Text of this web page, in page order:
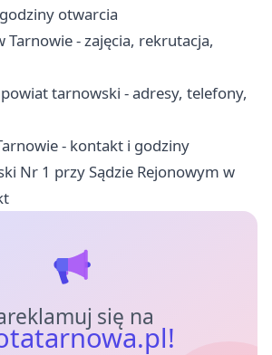
otwarcia
Tarnowie - zajęcia, rekrutacja,
tarnowski - adresy, telefony,
- kontakt i godziny
Nr 1 przy Sądzie Rejonowym w
się na